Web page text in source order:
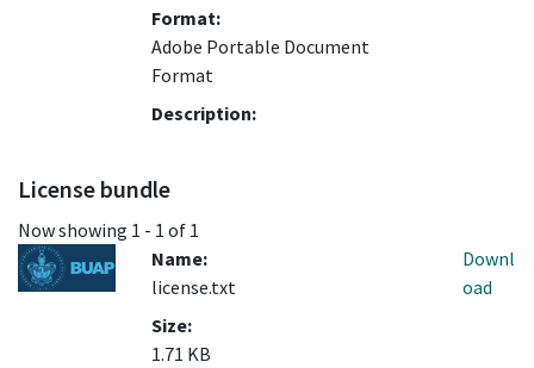
Format:
Adobe Portable Document
Format
Description:
License bundle
Now showing 1 - 1 of 1
Name:
license.txt
Size:
1.71 KB
Downl
oad